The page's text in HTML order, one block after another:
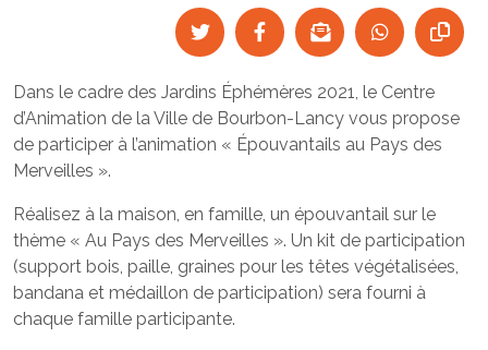
Dans le cadre des Jardins Éphémères 2021, le Centre
d’Animation de la Ville de Bourbon-Lancy vous propose
de participer à l’animation « Épouvantails au Pays des
Merveilles ».
Réalisez à la maison, en famille, un épouvantail sur le
thème « Au Pays des Merveilles ». Un kit de participation
(support bois, paille, graines pour les têtes végétalisées,
bandana et médaillon de participation) sera fourni à
chaque famille participante.